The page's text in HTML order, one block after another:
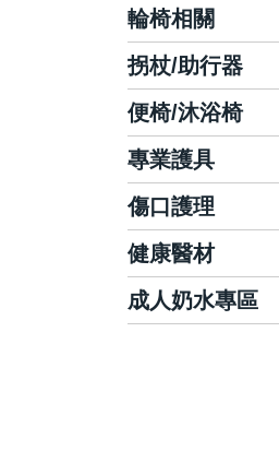
輪椅相關
輕便外出款
標準通用款
特製加大款
拐杖/助行器
各式拐杖
助行器/助行車
步行車/購物車
便椅/沐浴椅
沐浴床
沐浴椅
便器椅
專業護具
頭/頸/肩部位
腰/背/腹部位
肘/腕/掌/指部位
膝/腿/踝/趾部位
傷口護理
各類OK繃
棉棒/綿球
健康醫材
磁力貼/項圈
成人奶水專區